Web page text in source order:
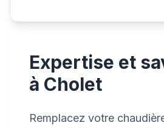
Expertise et
à Cholet
Remplacez votre